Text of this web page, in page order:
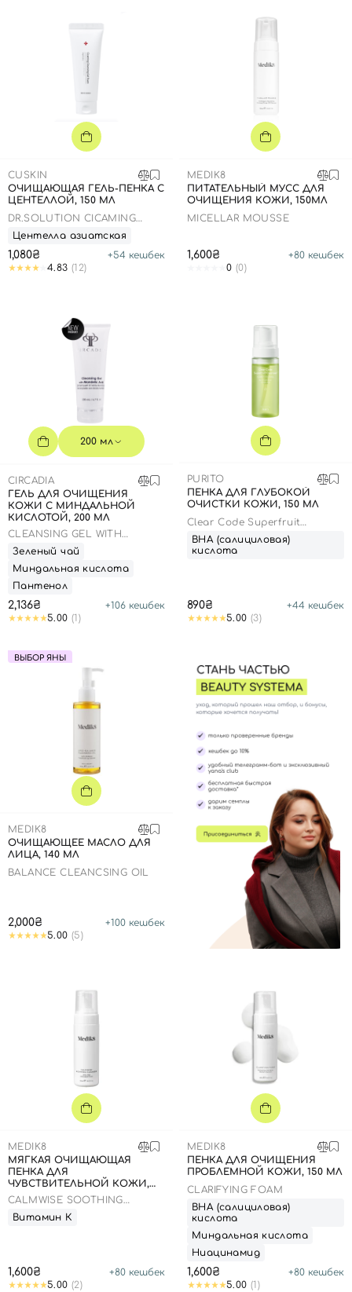
CUSKIN
ОЧИЩАЮЩАЯ ГЕЛЬ-ПЕНКА С
ЦЕНТЕЛЛОЙ, 150 МЛ
DR.SOLUTION CICAMING
CLEANSING GEL FOAM
Центелла азиатская
1,080₴ +54 кешбек
4.83 (12)
MEDIK8
ПИТАТЕЛЬНЫЙ МУСС ДЛЯ
ОЧИЩЕНИЯ КОЖИ, 150МЛ
MICELLAR MOUSSE
1,600₴ +80 кешбек
0 (0)
200 мл
CIRCADIA
ГЕЛЬ ДЛЯ ОЧИЩЕНИЯ
КОЖИ С МИНДАЛЬНОЙ
КИСЛОТОЙ, 200 МЛ
CLEANSING GEL WITH
MANDELIC ACID
Зеленый чай
Миндальная кислота
Пантенол
2,136₴ +106 кешбек
5.00 (1)
PURITO
ПЕНКА ДЛЯ ГЛУБОКОЙ
ОЧИСТКИ КОЖИ, 150 МЛ
Clear Code Superfruit
Cleanser
ВНА (салициловая)
кислота
890₴ +44 кешбек
5.00 (3)
ВЫБОР ЯНЫ
MEDIK8
ОЧИЩАЮЩЕЕ МАСЛО ДЛЯ
ЛИЦА, 140 МЛ
BALANCE CLEANCSING OIL
2,000₴ +100 кешбек
5.00 (5)
MEDIK8
МЯГКАЯ ОЧИЩАЮЩАЯ
ПЕНКА ДЛЯ
ЧУВСТВИТЕЛЬНОЙ КОЖИ,
150 МЛ
CALMWISE SOOTHING
CLEANSER
Витамин К
1,600₴ +80 кешбек
5.00 (2)
MEDIK8
ПЕНКА ДЛЯ ОЧИЩЕНИЯ
ПРОБЛЕМНОЙ КОЖИ, 150 МЛ
CLARIFYING FOAM
ВНА (салициловая)
кислота
Миндальная кислота
Ниацинамид
1,600₴ +80 кешбек
5.00 (1)
Вход Регистрация